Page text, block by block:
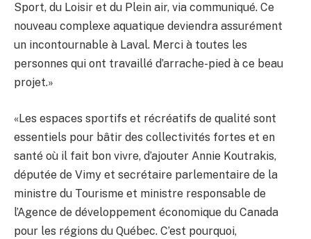
Sport, du Loisir et du Plein air, via communiqué. Ce
nouveau complexe aquatique deviendra assurément
un incontournable à Laval. Merci à toutes les
personnes qui ont travaillé d’arrache-pied à ce beau
projet.»
«Les espaces sportifs et récréatifs de qualité sont
essentiels pour bâtir des collectivités fortes et en
santé où il fait bon vivre, d’ajouter Annie Koutrakis,
députée de Vimy et secrétaire parlementaire de la
ministre du Tourisme et ministre responsable de
l’Agence de développement économique du Canada
pour les régions du Québec. C’est pourquoi,